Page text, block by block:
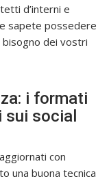
d’interni e
sapete possedere
bisogno dei vostri
i formati
sui social
con
una buona tecnica